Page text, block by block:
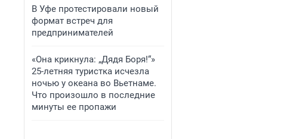
В Уфе протестировали новый
формат встреч для
предпринимателей
«Она крикнула: „Дядя Боря!“»
25-летняя туристка исчезла
ночью у океана во Вьетнаме.
Что произошло в последние
минуты ее пропажи